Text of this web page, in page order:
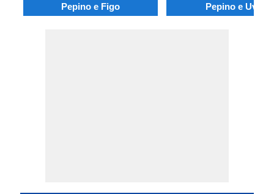
Pepino e Figo Pepino e Uva